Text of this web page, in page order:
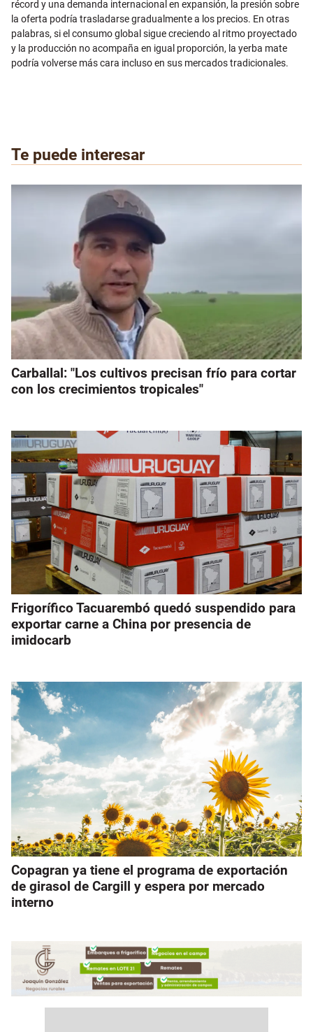
récord y una demanda internacional en expansión, la presión sobre
la oferta podría trasladarse gradualmente a los precios. En otras
palabras, si el consumo global sigue creciendo al ritmo proyectado
y la producción no acompaña en igual proporción, la yerba mate
podría volverse más cara incluso en sus mercados tradicionales.
Te puede interesar
Carballal: "Los cultivos precisan frío para cortar
con los crecimientos tropicales"
Frigorífico Tacuarembó quedó suspendido para
exportar carne a China por presencia de
imidocarb
Copagran ya tiene el programa de exportación
de girasol de Cargill y espera por mercado
interno